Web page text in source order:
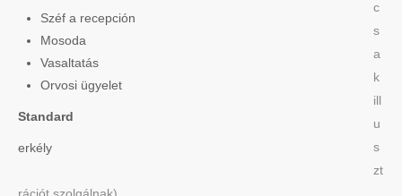
Széf a recepción
Mosoda
Vasaltatás
Orvosi ügyelet
Standard
erkély
c
s
a
k
ill
u
s
zt